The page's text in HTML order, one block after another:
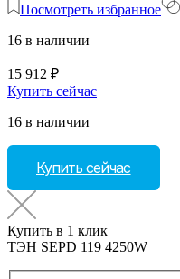
Посмотреть избранное
16 в наличии
15 912 ₽
Купить сейчас
16 в наличии
Купить сейчас
Купить в 1 клик
ТЭН SEPD 119 4250W